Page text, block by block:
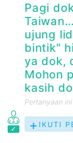
Pagi
ujung
bintik"
ya dok,
Mohon
kasih
Pertanyaan
IKUTI